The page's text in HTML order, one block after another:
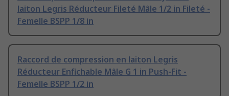
laiton Legris Réducteur Fileté Mâle 1/2 in Fileté -
Femelle BSPP 1/8 in
Raccord de compression en laiton Legris
Réducteur Enfichable Mâle G 1 in Push-Fit -
Femelle BSPP 1/2 in